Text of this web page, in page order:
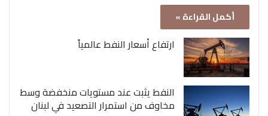
أكمل القراءة »
ارتفاع أسعار النفط عالمياً
النفط يثبت عند مستويات منخفضة وسط
مخاوف من استمرار التصعيد في لبنان